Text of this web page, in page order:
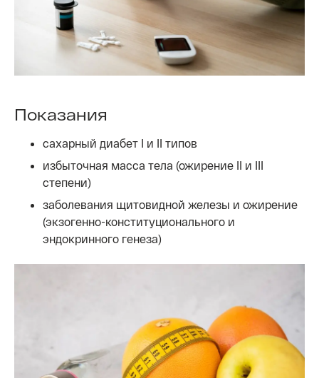
Показания
сахарный диабет I и II типов
избыточная масса тела (ожирение II и III
степени)
заболевания щитовидной железы и ожирение
(экзогенно-конституционального и
эндокринного генеза)